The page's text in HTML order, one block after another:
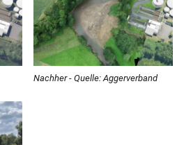
Nachher - Quelle: Aggerverband